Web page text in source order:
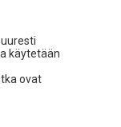
käytetään
ovat